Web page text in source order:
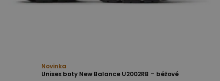
Novinka
Unisex boty New Balance U2002RB – béžové